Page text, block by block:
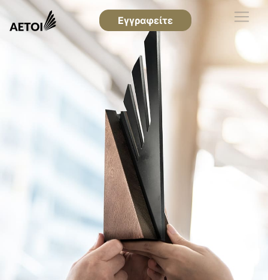
Εγγραφείτε